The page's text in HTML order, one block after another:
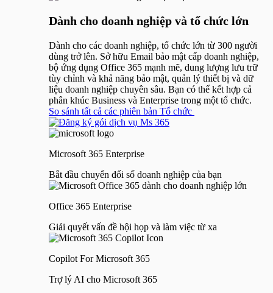
Dành cho doanh nghiệp và tổ chức lớn
Dành cho các doanh nghiệp, tổ chức lớn từ 300 người
dùng trở lên. Sở hữu Email bảo mật cấp doanh nghiệp,
bộ ứng dụng Office 365 mạnh mẽ, dung lượng lưu trữ
tùy chỉnh và khả năng bảo mật, quản lý thiết bị và dữ
liệu doanh nghiệp chuyên sâu. Bạn có thể kết hợp cả
phân khúc Business và Enterprise trong một tổ chức.
So sánh tất cả các phiên bản Tổ chức
Microsoft 365 Enterprise
Bắt đầu chuyển đổi số doanh nghiệp của bạn
Office 365 Enterprise
Giải quyết vấn đề hội họp và làm việc từ xa
Copilot For Microsoft 365
Trợ lý AI cho Microsoft 365